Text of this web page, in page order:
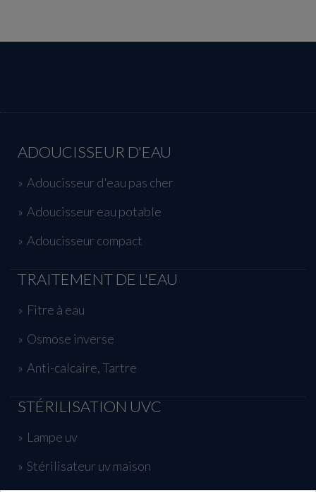
ADOUCISSEUR D'EAU
Adoucisseur d'eau pas cher
Adoucisseur eau potable
Adoucisseur compact
TRAITEMENT DE L'EAU
Fitre à eau
Osmose inverse
Anti-calcaire, Tartre
STÉRILISATION UVC
Lampe uv
Stérilisateur uv maison